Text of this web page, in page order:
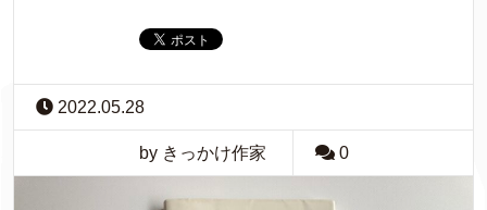
2022.05.28
by きっかけ作家 0